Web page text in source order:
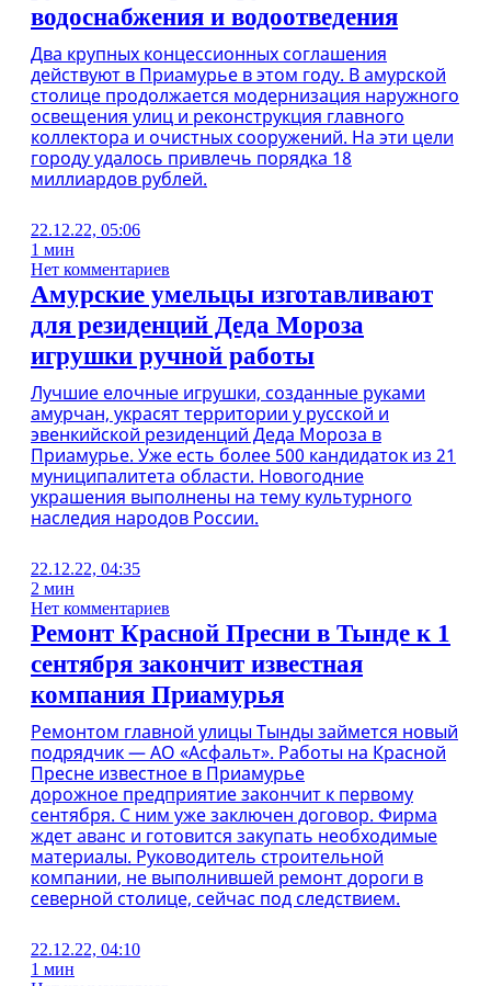
водоснабжения и водоотведения
Два крупных концессионных соглашения
действуют в Приамурье в этом году. В амурской
столице продолжается модернизация наружного
освещения улиц и реконструкция главного
коллектора и очистных сооружений. На эти цели
городу удалось привлечь порядка 18
миллиардов рублей.
22.12.22, 05:06
1 мин
Нет комментариев
Амурские умельцы изготавливают
для резиденций Деда Мороза
игрушки ручной работы
Лучшие елочные игрушки, созданные руками
амурчан, украсят территории у русской и
эвенкийской резиденций Деда Мороза в
Приамурье. Уже есть более 500 кандидаток из 21
муниципалитета области. Новогодние
украшения выполнены на тему культурного
наследия народов России.
22.12.22, 04:35
2 мин
Нет комментариев
Ремонт Красной Пресни в Тынде к 1
сентября закончит известная
компания Приамурья
Ремонтом главной улицы Тынды займется новый
подрядчик — АО «Асфальт». Работы на Красной
Пресне известное в Приамурье
дорожное предприятие закончит к первому
сентября. С ним уже заключен договор. Фирма
ждет аванс и готовится закупать необходимые
материалы. Руководитель строительной
компании, не выполнившей ремонт дороги в
северной столице, сейчас под следствием.
22.12.22, 04:10
1 мин